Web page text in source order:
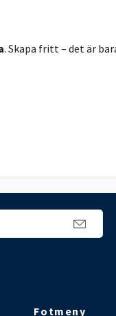
. Skapa fritt – det är
Fotmeny